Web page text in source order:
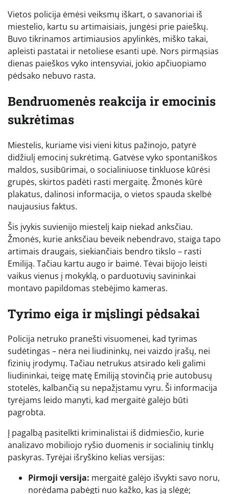
Vietos policija ėmėsi veiksmų iškart, o savanoriai iš
miestelio, kartu su artimaisiais, jungėsi prie paieškų.
Buvo tikrinamos artimiausios apylinkės, miško takai,
apleisti pastatai ir netoliese esanti upė. Nors pirmąsias
dienas paieškos vyko intensyviai, jokio apčiuopiamo
pėdsako nebuvo rasta.
Bendruomenės reakcija ir emocinis
sukrėtimas
Miestelis, kuriame visi vieni kitus pažinojo, patyrė
didžiulį emocinį sukrėtimą. Gatvėse vyko spontaniškos
maldos, susibūrimai, o socialiniuose tinkluose kūrėsi
grupės, skirtos padėti rasti mergaitę. Žmonės kūrė
plakatus, dalinosi informacija, o vietos spauda skelbė
naujausius faktus.
Šis įvykis suvienijo miestelį kaip niekad anksčiau.
Žmonės, kurie anksčiau beveik nebendravo, staiga tapo
artimais draugais, siekiančiais bendro tikslo – rasti
Emiliją. Tačiau kartu augo ir baimė. Tėvai bijojo leisti
vaikus vienus į mokyklą, o parduotuvių savininkai
montavo papildomas stebėjimo kameras.
Tyrimo eiga ir mįslingi pėdsakai
Policija netruko pranešti visuomenei, kad tyrimas
sudėtingas – nėra nei liudininkų, nei vaizdo įrašų, nei
fizinių įrodymų. Tačiau netrukus atsirado keli galimi
liudininkai, teigę matę Emiliją stovinčią prie autobusų
stotelės, kalbančią su nepažįstamu vyru. Ši informacija
tyrėjams leido manyti, kad mergaitė galėjo būti
pagrobta.
Į pagalbą pasitelkti kriminalistai iš didmiesčio, kurie
analizavo mobiliojo ryšio duomenis ir socialinių tinklų
paskyras. Tyrėjai išryškino kelias versijas:
Pirmoji versija: mergaitė galėjo išvykti savo noru,
norėdama pabėgti nuo kažko, kas ją slėgė;